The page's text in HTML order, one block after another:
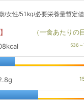
/女性/51kg/必要栄養量暫定
（一食あたりの
g